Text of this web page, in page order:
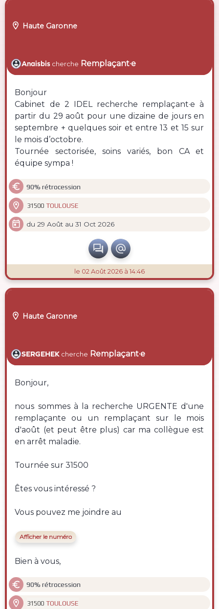
 Haute Garonne
Anaisbis cherche Remplaçant·e
Bonjour
Cabinet de 2 IDEL recherche remplaçant·e à
partir du 29 août pour une dizaine de jours en
septembre + quelques soir et entre 13 et 15 sur
le mois d’octobre.
Tournée sectorisée, soins variés, bon CA et
équipe sympa !
 90% rétrocession
 31500 TOULOUSE
 du 29 Août au 31 Oct 2026
 
le 02 Août 2026 à 14:46
 Haute Garonne
SERGEHEK cherche Remplaçant·e
Bonjour,
nous sommes à la recherche URGENTE d'une
remplaçante ou un remplaçant sur le mois
d'août (et peut être plus) car ma collègue est
en arrêt maladie.
Tournée sur 31500
Êtes vous intéressé ?
Vous pouvez me joindre au
Afficher le numéro
Bien à vous,
 90% rétrocession
 31500 TOULOUSE